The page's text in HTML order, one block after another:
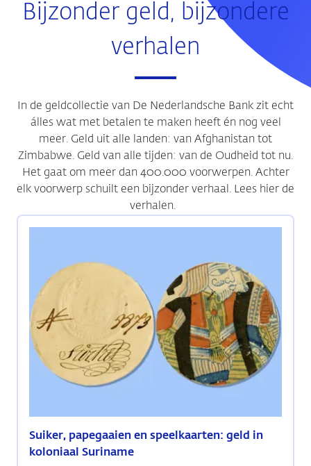
Bijzonder geld, bijzondere
verhalen
In de geldcollectie van De Nederlandsche Bank zit echt
álles wat met betalen te maken heeft én nog veel
meer. Geld uit alle landen: van Afghanistan tot
Zimbabwe. Geld van alle tijden: van de Oudheid tot nu.
Het gaat om meer dan 400.000 voorwerpen. Achter
elk voorwerp schuilt een bijzonder verhaal. Lees hier de
verhalen.
Suiker, papegaaien en speelkaarten: geld in
koloniaal Suriname